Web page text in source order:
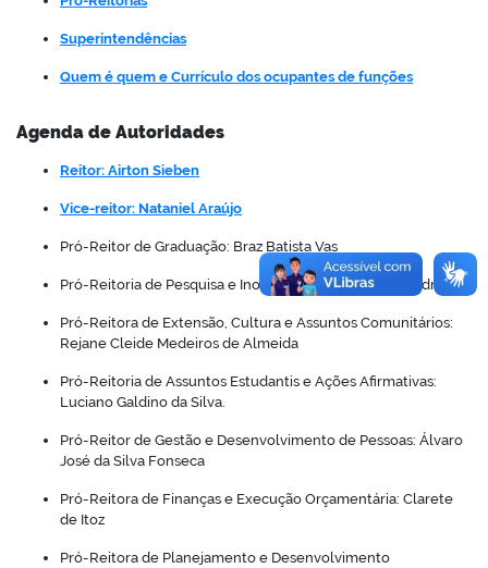
Superintendências
Quem é quem e Currículo dos ocupantes de funções
Agenda de Autoridades
Reitor: Airton Sieben
Vice-reitor: Nataniel Araújo
Pró-Reitor de Graduação: Braz Batista Vas
Pró-Reitoria de Pesquisa e Inovação: Kênia Ferreira Rodrigues
Pró-Reitora de Extensão, Cultura e Assuntos Comunitários:
Rejane Cleide Medeiros de Almeida
Pró-Reitoria de Assuntos Estudantis e Ações Afirmativas:
Luciano Galdino da Silva.
Pró-Reitor de Gestão e Desenvolvimento de Pessoas: Álvaro
José da Silva Fonseca
Pró-Reitora de Finanças e Execução Orçamentária: Clarete
de Itoz
Pró-Reitora de Planejamento e Desenvolvimento